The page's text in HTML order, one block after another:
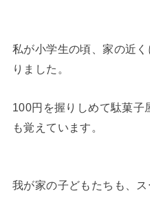
私が小学生の頃、家の近
りました。
100円を握りしめて駄菓子
も覚えています。
我が家の子どもたちも、ス